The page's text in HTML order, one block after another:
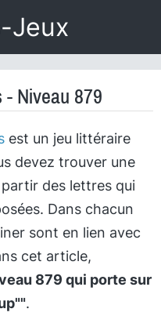
Jeux
- Niveau 879
est un jeu littéraire
devez trouver une
des lettres qui
Dans chacun
sont en lien avec
cet article,
879 qui porte sur
.